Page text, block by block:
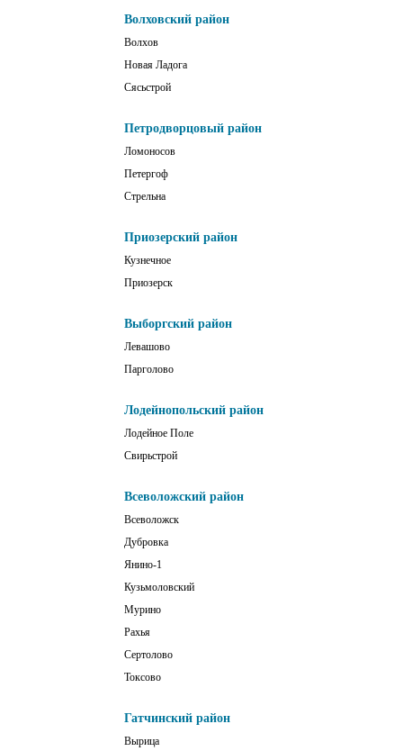
Волховский район
Волхов
Новая Ладога
Сясьстрой
Петродворцовый район
Ломоносов
Петергоф
Стрельна
Приозерский район
Кузнечное
Приозерск
Выборгский район
Левашово
Парголово
Лодейнопольский район
Лодейное Поле
Свирьстрой
Всеволожский район
Всеволожск
Дубровка
Янино-1
Кузьмоловский
Мурино
Рахья
Сертолово
Токсово
Гатчинский район
Вырица